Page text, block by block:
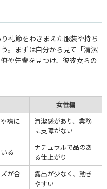
礼節をわきまえた服装や持ち
。まずは自分から見て「清潔
や先輩を見つけ、彼彼女らの
女性編
襟に
清潔感があり、業務
に支障がない
る
ナチュラルで品のあ
る仕上がり
が合
露出が少なく、動き
やすい